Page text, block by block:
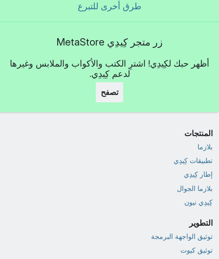
طرق أخرى للتبرع
زر متجر كِيدِي MetaStore
أظهر حبك لكِيدِي! اشترِ الكتب والأكواب والملابس وغيرها
لدعم كِيدِي.
تصفح
المنتجات
بلازما
تطبيقات كِيدِي
إطار كِيدِي
بلازما الجوال
كِيدِي نيون
التطوير
توثيق الواجهة البرمجة
توثيق كيوت